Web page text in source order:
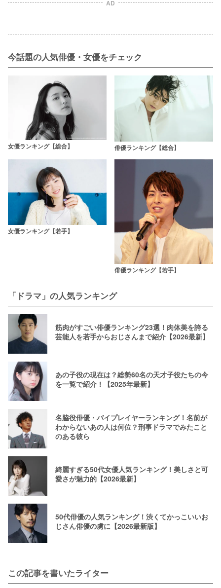
AD
今話題の人気俳優・女優をチェック
女優ランキング【総合】 俳優ランキング【総合】
女優ランキング【若手】
俳優ランキング【若手】
「ドラマ」の人気ランキング
筋肉がすごい俳優ランキング23選！肉体美を誇る
芸能人を若手からおじさんまで紹介【2026最新】
あの子役の現在は？総勢60名の天才子役たちの今
を一覧で紹介！【2025年最新】
名脇役俳優・バイプレイヤーランキング！名前が
わからないあの人は何位？刑事ドラマでみたこと
のある彼ら
綺麗すぎる50代女優人気ランキング！美しさと可
愛さが魅力的【2026最新】
50代俳優の人気ランキング！渋くてかっこいいお
じさん俳優の虜に【2026最新版】
この記事を書いたライター